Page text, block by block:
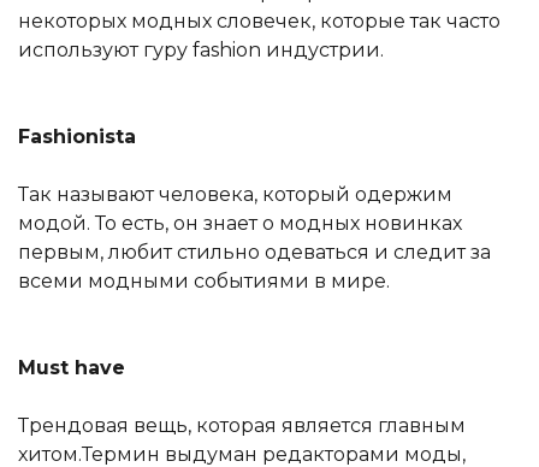
некоторых модных словечек, которые так часто
используют гуру fashion индустрии.
Fashionista
Так называют человека, который одержим
модой. То есть, он знает о модных новинках
первым, любит стильно одеваться и следит за
всеми модными событиями в мире.
Must have
Трендовая вещь, которая является главным
хитом.Термин выдуман редакторами моды,